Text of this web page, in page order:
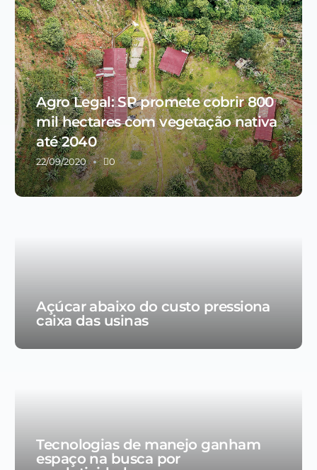
Agro Legal: SP promete cobrir 800
mil hectares com vegetação nativa
até 2040
22/09/2020 0
Açúcar abaixo do custo pressiona
caixa das usinas
Tecnologias de manejo ganham
espaço na busca por